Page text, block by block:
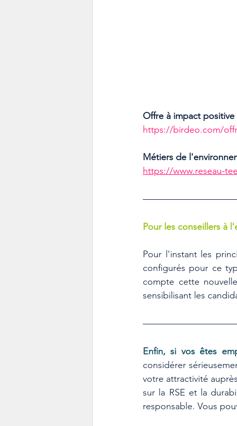
Offre à impact positive
https://birdeo.com/
Métiers de
https://www.reseau-
Pour les conseillers à
Pour l'instant les
configurés pour ce
compte cette
sensibilisant les
Enfin, si vos êtes
considérer
votre attractivité
sur la RSE et la
responsable. Vous